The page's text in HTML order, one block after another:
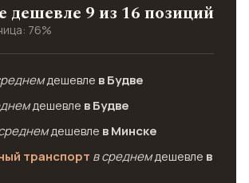
дешевле 9 из 16 позиций
76%
дешевле в Будве
дешевле в Будве
дешевле в Минске
транспорт в среднемдешевле в